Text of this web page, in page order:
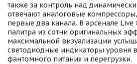
также за контроль над
отвечают аналоговые
первые два канала. В арсенале Live
палитра из сотни оригинальных
максимальной визуализации
светодиодные индикаторы уровня
фантомного питания и перегрузки.